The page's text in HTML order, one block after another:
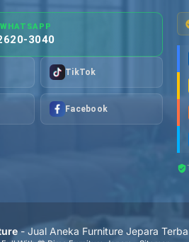
3040
TikTok
Facebook
- Jual Aneka Furniture Jepara